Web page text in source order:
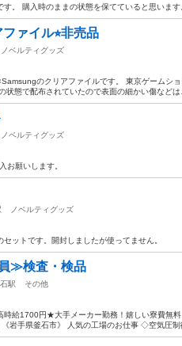
。 購入時のままの状態を保てていると思います
ァイル⭐︎非売品
ノベルティグッズ
のクリアファイルです。 東京ゲームショ
状態で配布されていたので表面の細かい傷などは
ノベルティグッズ
お願いします。
ノベルティグッズ
トです。開封しましたが使ってません。
≫検査・検品
駅 その他
時給1700円★大手メーカー勤務！嬉しい寮費無
岩手県釜石市》 人気の工場のお仕事 ◇空気圧制